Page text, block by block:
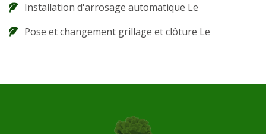
Installation d'arrosage automatique Le
Pose et changement grillage et clôture Le